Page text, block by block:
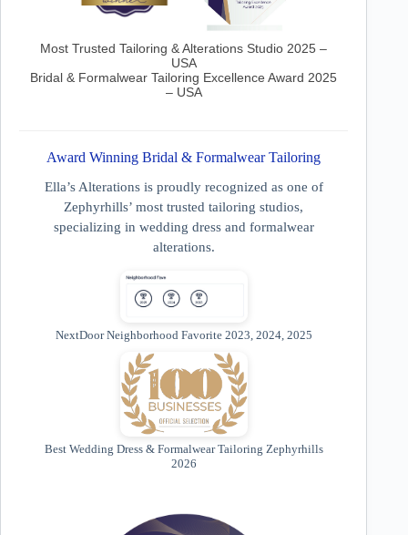
Most Trusted Tailoring & Alterations Studio 2025 –
USA
Bridal & Formalwear Tailoring Excellence Award 2025
– USA
Award Winning Bridal & Formalwear Tailoring
Ella’s Alterations is proudly recognized as one of
Zephyrhills’ most trusted tailoring studios,
specializing in wedding dress and formalwear
alterations.
NextDoor Neighborhood Favorite 2023, 2024, 2025
Best Wedding Dress & Formalwear Tailoring Zephyrhills
2026